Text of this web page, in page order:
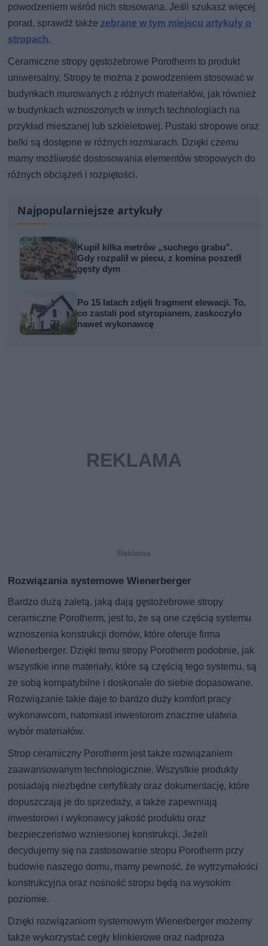
powodzeniem wśród nich stosowana. Jeśli szukasz więcej
porad, sprawdź także zebrane w tym miejscu artykuły o
stropach.
Ceramiczne stropy gęstożebrowe Porotherm to produkt
uniwersalny. Stropy te można z powodzeniem stosować w
budynkach murowanych z różnych materiałów, jak również
w budynkach wznoszonych w innych technologiach na
przykład mieszanej lub szkieletowej. Pustaki stropowe oraz
belki są dostępne w różnych rozmiarach. Dzięki czemu
mamy możliwość dostosowania elementów stropowych do
różnych obciążeń i rozpiętości.
Najpopularniejsze artykuły
Kupił kilka metrów „suchego grabu”.
Gdy rozpalił w piecu, z komina poszedł
gęsty dym
Po 15 latach zdjęli fragment elewacji. To,
co zastali pod styropianem, zaskoczyło
nawet wykonawcę
Rozwiązania systemowe Wienerberger
Bardzo dużą zaletą, jaką dają gęstożebrowe stropy
ceramiczne Porotherm, jest to, że są one częścią systemu
wznoszenia konstrukcji domów, które oferuje firma
Wienerberger. Dzięki temu stropy Porotherm podobnie, jak
wszystkie inne materiały, które są częścią tego systemu, są
ze sobą kompatybilne i doskonale do siebie dopasowane.
Rozwiązanie takie daje to bardzo duży komfort pracy
wykonawcom, natomiast inwestorom znacznie ułatwia
wybór materiałów.
Strop ceramiczny Porotherm jest także rozwiązaniem
zaawansowanym technologicznie. Wszystkie produkty
posiadają niezbędne certyfikaty oraz dokumentację, które
dopuszczają je do sprzedaży, a także zapewniają
inwestorowi i wykonawcy jakość produktu oraz
bezpieczeństwo wzniesionej konstrukcji. Jeżeli
decydujemy się na zastosowanie stropu Porotherm przy
budowie naszego domu, mamy pewność, że wytrzymałości
konstrukcyjna oraz nośność stropu będą na wysokim
poziomie.
Dzięki rozwiązaniom systemowym Wienerberger możemy
także wykorzystać cegły klinkierowe oraz nadproża